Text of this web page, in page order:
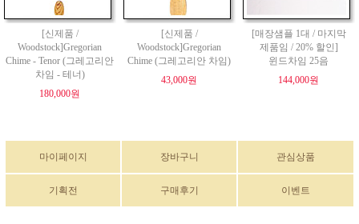
[신제품 /
Woodstock]Gregorian
Chime - Tenor (그레고리안
차임 - 테너)
180,000원
[신제품 /
Woodstock]Gregorian
Chime (그레고리안 차임)
43,000원
[매장샘플 1대 / 마지막
제품임 / 20% 할인]
윈드차임 25음
144,000원
마이페이지 장바구니 관심상품
기획전 구매후기 이벤트